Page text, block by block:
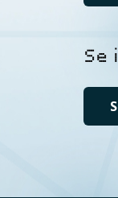
Se